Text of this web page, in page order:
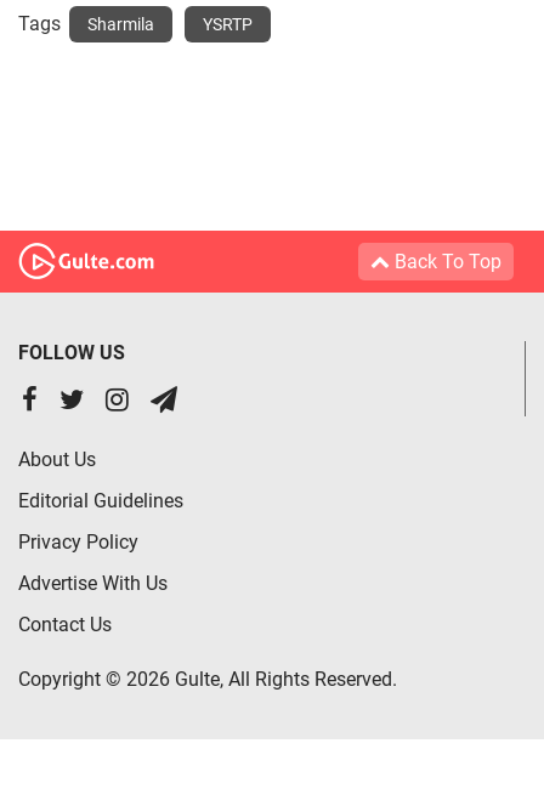
Tags Sharmila YSRTP
Back To Top
FOLLOW US
About Us
Editorial Guidelines
Privacy Policy
Advertise With Us
Contact Us
Copyright © 2026 Gulte, All Rights Reserved.